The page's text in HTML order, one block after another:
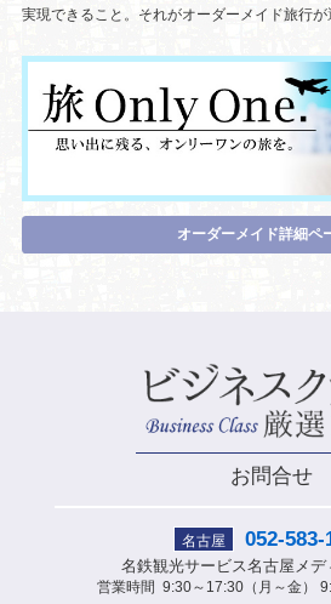
実現できること。それがオーダーメイド旅行が
オーダーメイド詳細ペ
お問合せ
名古屋 052-583-
名鉄観光サービス名古屋メデ
営業時間
9:30～17:30（月～金）